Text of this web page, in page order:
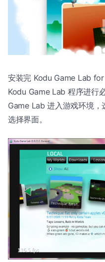
安装完 Kodu Game Lab
Kodu Game Lab 程序进行
Game Lab 进入游戏环境
选择界面。